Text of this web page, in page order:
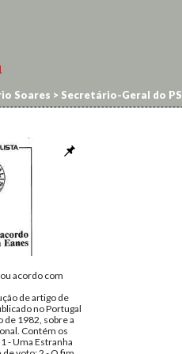
Soares > Secretário-Geral do PS
acordo com
de artigo de
no Portugal
de 1982, sobre a
Contém os
- Uma Estranha